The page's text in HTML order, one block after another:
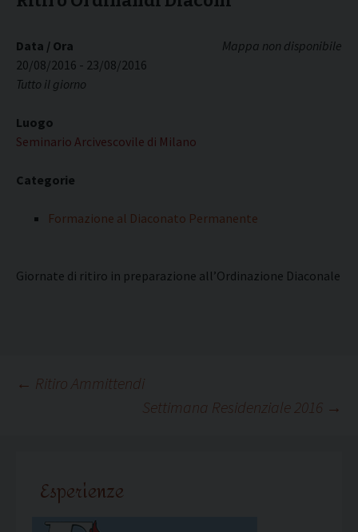
Mappa non disponibile
Data / Ora
20/08/2016 - 23/08/2016
Tutto il giorno
Luogo
Seminario Arcivescovile di Milano
Categorie
Formazione al Diaconato Permanente
Giornate di ritiro in preparazione all’Ordinazione Diaconale
Navigazione
← Ritiro Ammittendi
Settimana Residenziale 2016 →
Esperienze